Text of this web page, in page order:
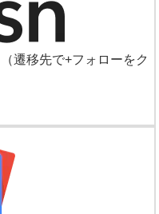
（遷移先で+フォローをク